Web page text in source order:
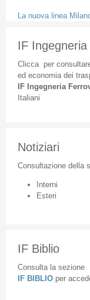
La nuova linea
IF
Cliccaper
ed economia dei
IF Ingegneria
Italiani
Notiziari
Consultazione della
Interni
Esteri
IF Biblio
Consulta la sezione
IF BIBLIO per